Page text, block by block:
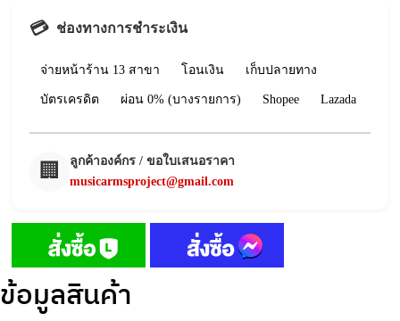
💳 ช่องทางการชำระเงิน
จ่ายหน้าร้าน 13 สาขา โอนเงิน เก็บปลายทาง
บัตรเครดิต ผ่อน 0% (บางรายการ) Shopee Lazada
🏢
ลูกค้าองค์กร / ขอใบเสนอราคา
musicarmsproject@gmail.com
ข้อมูลสินค้า